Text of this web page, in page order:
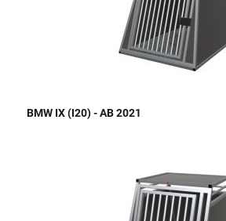
BMW IX (I20) - AB 2021